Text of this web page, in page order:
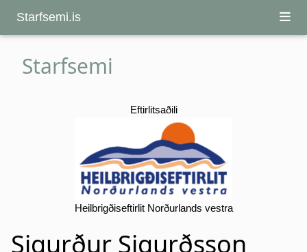
Starfsemi.is
Starfsemi
Eftirlitsaðili
Heilbrigðiseftirlit Norðurlands vestra
Sigurður Sigurðsson